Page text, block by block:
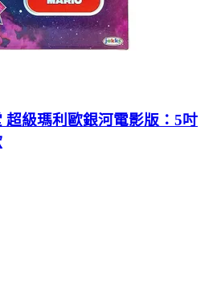
超級瑪利歐銀河電影版：5吋